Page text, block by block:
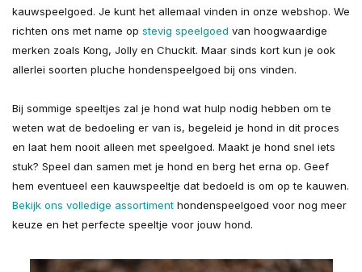
kauwspeelgoed. Je kunt het allemaal vinden in onze webshop. We
richten ons met name op stevig speelgoed van hoogwaardige
merken zoals Kong, Jolly en Chuckit. Maar sinds kort kun je ook
allerlei soorten pluche hondenspeelgoed bij ons vinden.
Bij sommige speeltjes zal je hond wat hulp nodig hebben om te
weten wat de bedoeling er van is, begeleid je hond in dit proces
en laat hem nooit alleen met speelgoed. Maakt je hond snel iets
stuk? Speel dan samen met je hond en berg het erna op. Geef
hem eventueel een kauwspeeltje dat bedoeld is om op te kauwen.
Bekijk ons volledige assortiment hondenspeelgoed voor nog meer
keuze en het perfecte speeltje voor jouw hond.